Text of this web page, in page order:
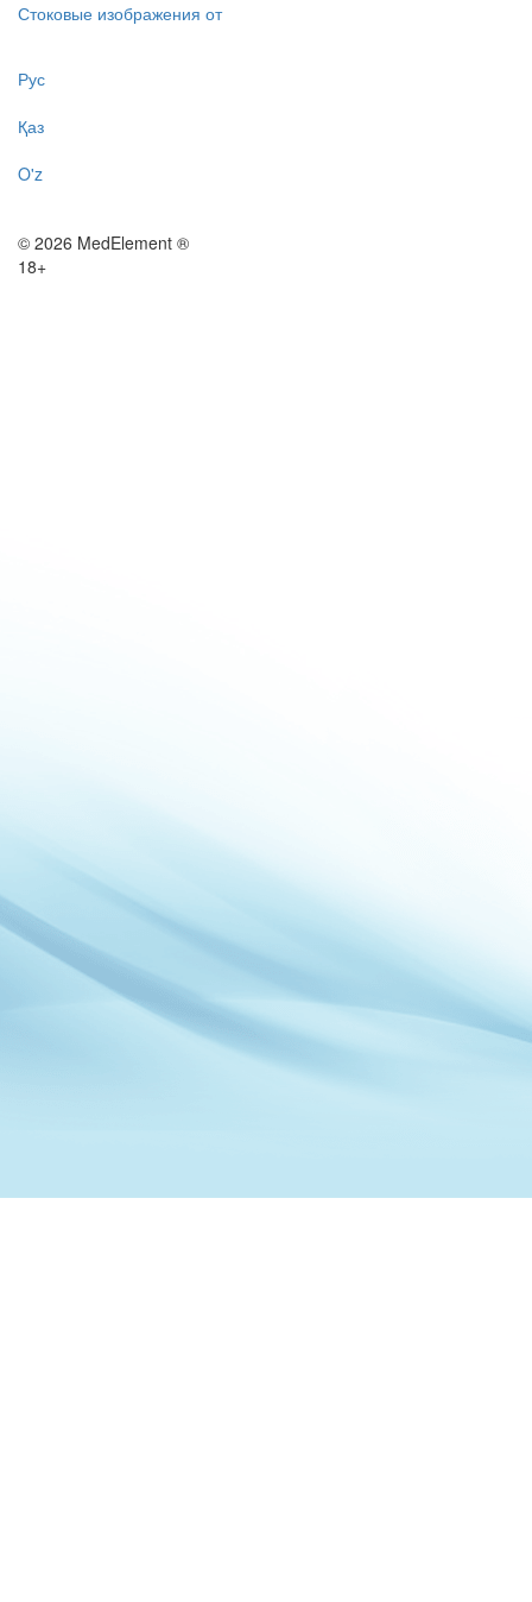
Стоковые изображения от
Рус
Қаз
O'z
© 2026 MedElement ®
18+